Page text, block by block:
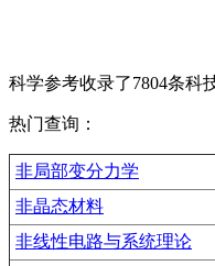
科学参考收录了7804条科
热门查询：
非局部变分力学
非晶态材料
非线性电路与系统理论